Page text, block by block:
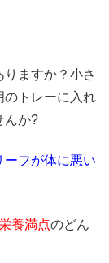
ますか？小さ
のトレーに入れ
んか?
ーフが体に悪い
養満点のどん